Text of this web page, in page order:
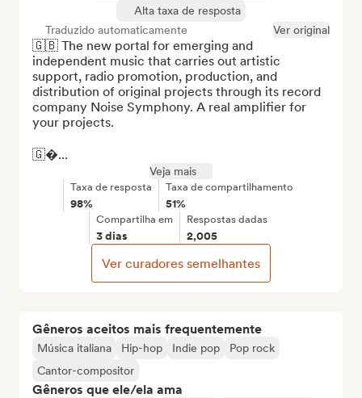
Gêneros aceitos mais frequentemente
Música italiana Hip-hop Indie pop
Pop rock
Cantor-compositor
Gêneros que ele/ela ama
Alta taxa de resposta
Traduzido automaticamente
Ver original
🇬🇧 The new portal for emerging and
independent music that carries out artistic
support, radio promotion, production, and
distribution of original projects through its record
company Noise Symphony. A real amplifier for
your projects.
🇬�...
Veja mais
Taxa de resposta
98%
Taxa de compartilhamento
51%
Compartilha em
3 dias
Respostas dadas
2,005
Ver curadores semelhantes